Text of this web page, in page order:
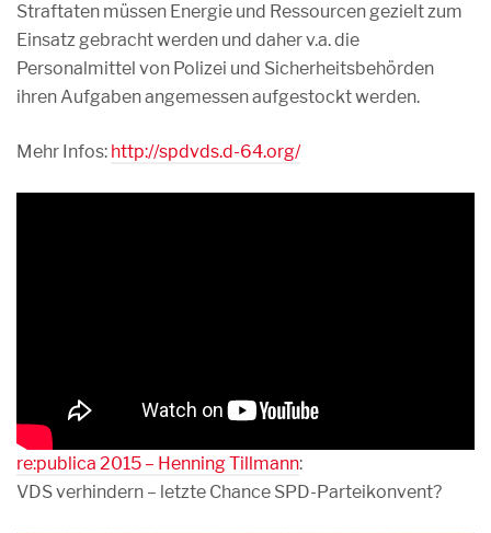
Straftaten müssen Energie und Ressourcen gezielt zum
Einsatz gebracht werden und daher v.a. die
Personalmittel von Polizei und Sicherheitsbehörden
ihren Aufgaben angemessen aufgestockt werden.
Mehr Infos: http://spdvds.d-64.org/
re:publica 2015 – Henning Tillmann:
VDS verhindern – letzte Chance SPD-Parteikonvent?